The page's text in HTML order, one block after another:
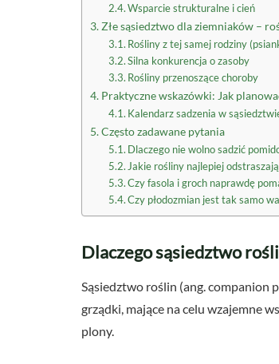
Wsparcie strukturalne i cień
Złe sąsiedztwo dla ziemniaków –
Rośliny z tej samej rodziny
Silna konkurencja o zasoby
Rośliny przenoszące choroby
Praktyczne wskazówki: Jak
Kalendarz sadzenia w
Często zadawane pytania
Dlaczego nie wolno sadzić
Jakie rośliny najlepiej
Czy fasola i groch naprawdę
Czy płodozmian jest tak samo
Dlaczego sąsiedztwo
Sąsiedztwo roślin (ang. companion
grządki, mające na celu wzajemne
plony.